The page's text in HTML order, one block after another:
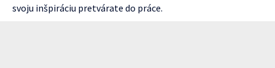
svoju inšpiráciu pretvárate do práce.